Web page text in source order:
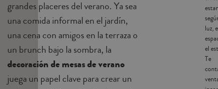
grandes placeres del verano. Ya sea
una comida informal en el jardín,
una cena con amigos en la terraza o
un brunch bajo la sombra, la
decoración de mesas de verano
juega un papel clave para crear un
luz,
el
Te